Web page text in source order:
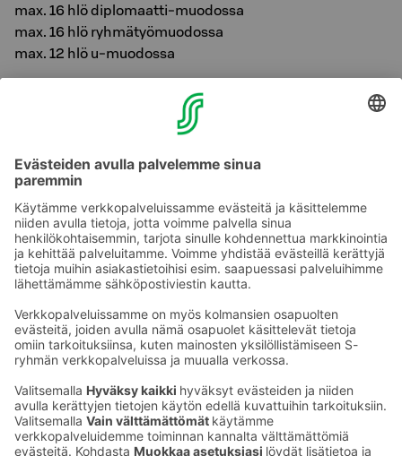
max. 16 hlö diplomaatti-muodossa
max. 16 hlö ryhmätyömuodossa
max. 12 hlö u-muodossa
Tila sopii hyvin myös isommille ryhmille
sales.karelia@sokoshotels.fi | 020 1234 660 tai
Tervetuloa kokoustamaan Koli Kylälle!
Ota yhteyttä
Hotellien yhteystiedot
Asiakaspalvelun yhteystiedot›
Palaute
Anna palautetta
Sokos Hotels uutiskirje
Tilaa uutiskirje
Saat Sokos Hotellien uusimmat
edut ja uutiset sähköpostiisi
kuukausittain.
Palkinnot ja sertifikaatit
Sokos Hotels somessa